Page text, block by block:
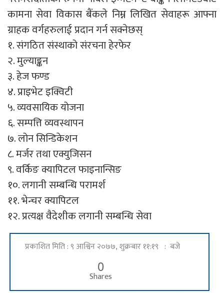
कामना सेवा विकास बैंकले निम्न लिखित सेवाहरू आफ्ना
ग्राहक वर्गहरुलाई प्रदान गर्न सक्नेछस्
१. संगठित संस्थाको संरचना हेरफेर
२. मुल्याङ्कन
३. हेज फण्ड
४. प्राइभेट इक्विटी
५. व्यवसायिक योजना
६. सम्पत्ति व्यवस्थापन
७. लोन सिन्डिकेशन
८. मर्जर तथा एक्युजिसन
९. वर्किङ क्यापिटल फाइनान्सिङ
१०. लगानी सम्बन्धि परामर्श
११. भेन्चर क्यापिटल
१२. प्रत्यक्ष वैदेशीक लगानी सम्बन्धि सेवा
प्रकाशित मिति : ९ आश्विन २०७७, शुक्रबार ११:१९ : बजे
0
Shares